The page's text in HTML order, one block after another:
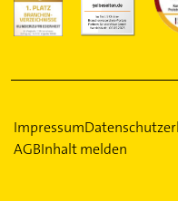
Impressum
AGBInhalt melden